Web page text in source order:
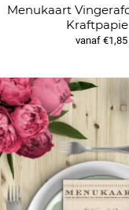
Menukaart
vanaf €1,85